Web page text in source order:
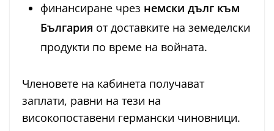
финансиране чрез немски дълг към
България от доставките на земеделски
продукти по време на войната.
Членовете на кабинета получават
заплати, равни на тези на
високопоставени германски чиновници.